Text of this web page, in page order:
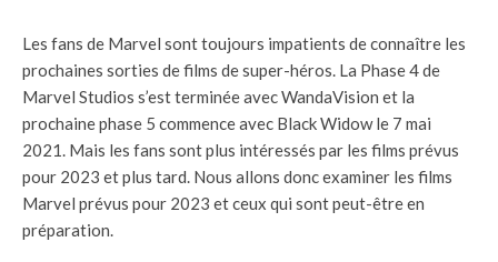
Les fans de Marvel sont toujours impatients de connaître les
prochaines sorties de films de super-héros. La Phase 4 de
Marvel Studios s’est terminée avec WandaVision et la
prochaine phase 5 commence avec Black Widow le 7 mai
2021. Mais les fans sont plus intéressés par les films prévus
pour 2023 et plus tard. Nous allons donc examiner les films
Marvel prévus pour 2023 et ceux qui sont peut-être en
préparation.